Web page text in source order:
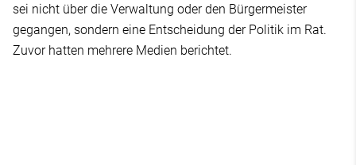
sei nicht über die Verwaltung oder den Bürgermeister
gegangen, sondern eine Entscheidung der Politik im Rat.
Zuvor hatten mehrere Medien berichtet.